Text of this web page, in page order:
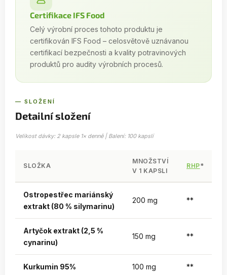
Certifikace IFS Food
Celý výrobní proces tohoto produktu je
certifikován IFS Food – celosvětově uznávanou
certifikací bezpečnosti a kvality potravinových
produktů pro audity výrobních procesů.
— SLOŽENÍ
Detailní složení
Velikost dávky: 2 kapsle 1× denně | Balení: 100 kapslí
SLOŽKA
MNOŽSTVÍ
V 1 KAPSLI
RHP*
Ostropestřec mariánský
extrakt (80 % silymarinu)
200 mg **
Artyčok extrakt (2,5 %
cynarinu)
150 mg **
Kurkumin 95% 100 mg **